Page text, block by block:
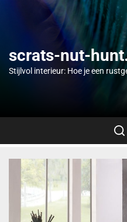
scrats-nut-
Stijlvol interieur: Hoe je een